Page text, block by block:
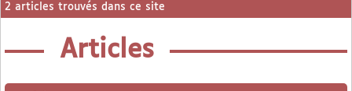
2 articles trouvés dans ce site
Articles